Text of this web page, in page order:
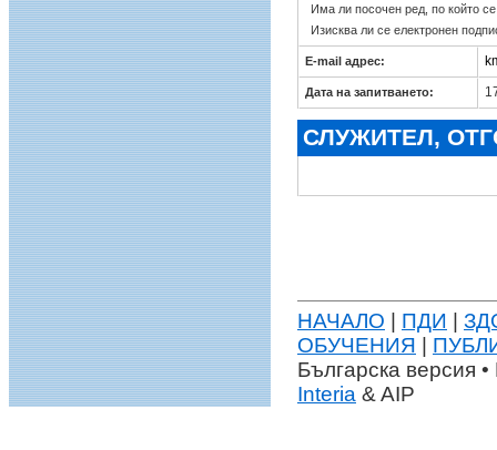
Има ли посочен ред, по който
Изисква ли се електронен
E-mail адрес:
Дата на запитването:
СЛУЖИТЕЛ,
НАЧАЛО | ПДИ |
ОБУЧЕНИЯ |
Българска версия
Interia & AIP